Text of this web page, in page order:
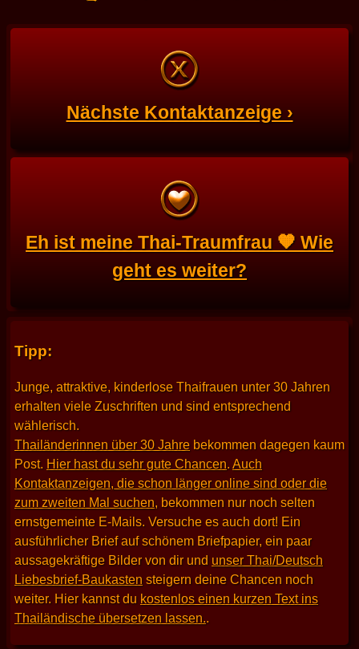
Nächste Kontaktanzeige ›
Eh ist meine Thai-Traumfrau 🧡 Wie
geht es weiter?
Tipp:
Junge, attraktive, kinderlose Thaifrauen unter 30 Jahren
erhalten viele Zuschriften und sind entsprechend
wählerisch.
Thailänderinnen über 30 Jahre bekommen dagegen kaum
Post. Hier hast du sehr gute Chancen. Auch
Kontaktanzeigen, die schon länger online sind oder die
zum zweiten Mal suchen, bekommen nur noch selten
ernstgemeinte E-Mails. Versuche es auch dort! Ein
ausführlicher Brief auf schönem Briefpapier, ein paar
aussagekräftige Bilder von dir und unser Thai/Deutsch
Liebesbrief-Baukasten steigern deine Chancen noch
weiter. Hier kannst du kostenlos einen kurzen Text ins
Thailändische übersetzen lassen..